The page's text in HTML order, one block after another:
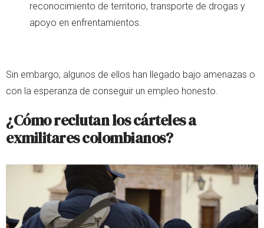
reconocimiento de territorio, transporte de drogas y
apoyo en enfrentamientos.
Sin embargo, algunos de ellos han llegado bajo amenazas o
con la esperanza de conseguir un empleo honesto.
¿Cómo reclutan los cárteles a
exmilitares colombianos?